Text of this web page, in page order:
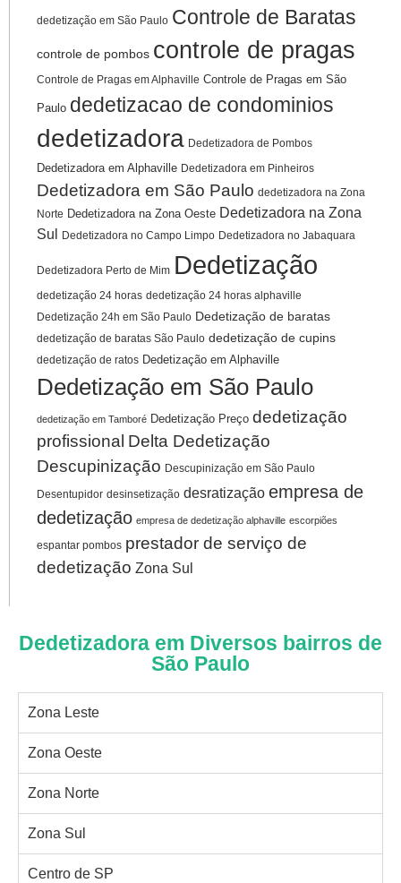
dedetização em São Paulo Controle de Baratas
controle de pombos controle de pragas
Controle de Pragas em Alphaville Controle de Pragas em São
Paulo dedetizacao de condominios
dedetizadora Dedetizadora de Pombos
Dedetizadora em Alphaville Dedetizadora em Pinheiros
Dedetizadora em São Paulo dedetizadora na Zona
Norte Dedetizadora na Zona Oeste Dedetizadora na Zona
Sul
Dedetizadora no Campo Limpo Dedetizadora no Jabaquara
Dedetizadora Perto de Mim Dedetização
dedetização 24 horas dedetização 24 horas alphaville
Dedetização 24h em São Paulo Dedetização de baratas
dedetização de baratas São Paulo dedetização de cupins
dedetização de ratos Dedetização em Alphaville
Dedetização em São Paulo
dedetização em Tamboré Dedetização Preço dedetização
profissional Delta Dedetização
Descupinização Descupinização em São Paulo
Desentupidor desinsetização desratização empresa de
dedetização empresa de dedetização alphaville escorpiões
espantar pombos prestador de serviço de
dedetização Zona Sul
Dedetizadora em Diversos bairros de
São Paulo
Zona Leste
Zona Oeste
Zona Norte
Zona Sul
Centro de SP